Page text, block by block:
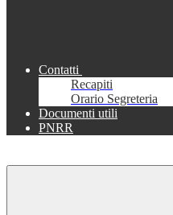
Contatti
Recapiti
Orario Segreteria
Documenti utili
PNRR